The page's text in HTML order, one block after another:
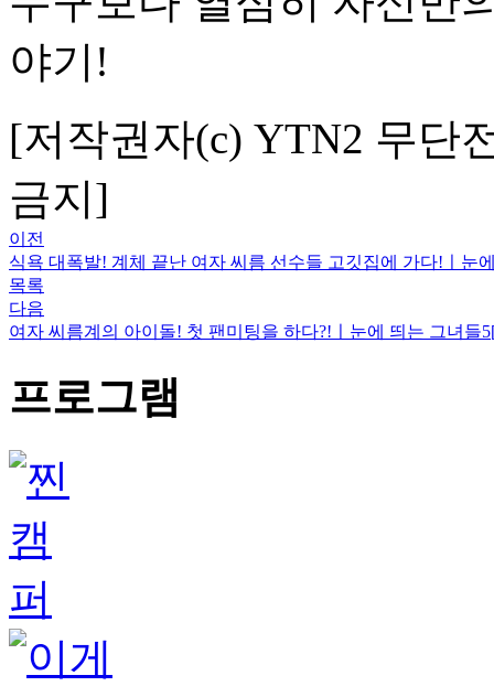
야기!
[저작권자(c) YTN2 무단
금지]
이전
식욕 대폭발! 계체 끝난 여자 씨름 선수들 고깃집에 가다!ㅣ눈
목록
다음
여자 씨름계의 아이돌! 첫 팬미팅을 하다?!ㅣ눈에 띄는 그녀들
프로그램